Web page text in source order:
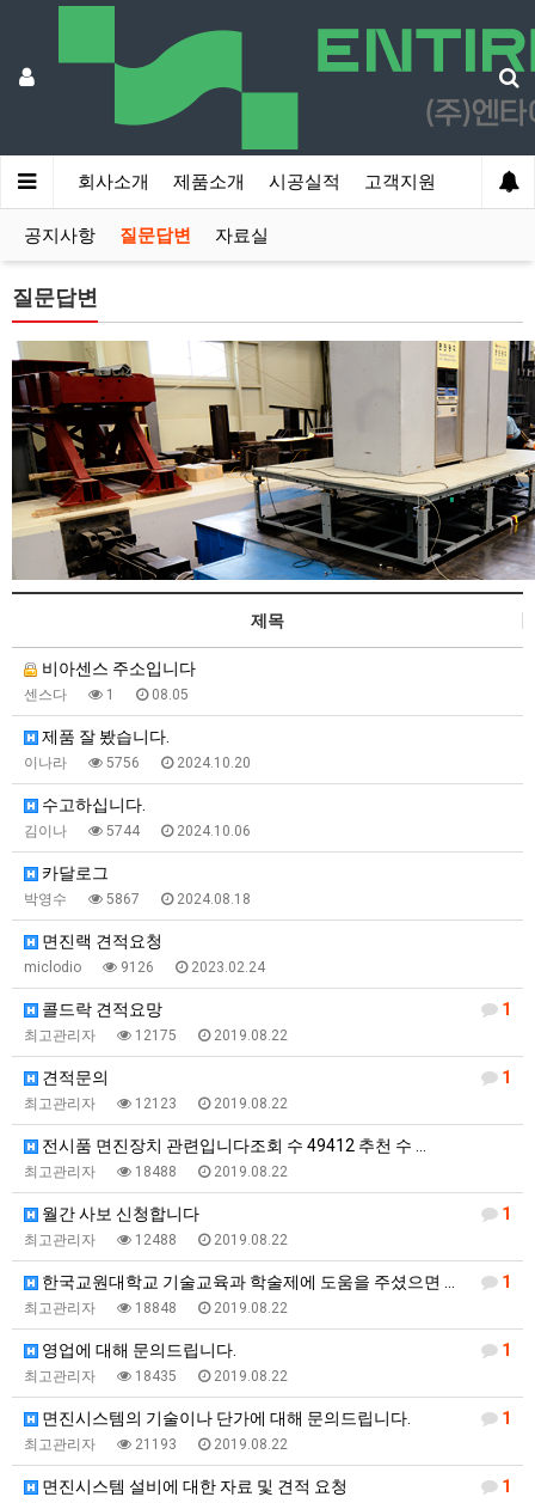
회사소개 제품소개 시공실적 고객지원
공지사항 질문답변 자료실
질문답변
제목
비아센스 주소입니다
센스다 1 08.05
제품 잘 봤습니다.
이나라 5756 2024.10.20
수고하십니다.
김이나 5744 2024.10.06
카달로그
박영수 5867 2024.08.18
면진랙 견적요청
miclodio 9126 2023.02.24
1
콜드락 견적요망
최고관리자 12175 2019.08.22
1
견적문의
최고관리자 12123 2019.08.22
전시품 면진장치 관련입니다조회 수 49412 추천 수 …
최고관리자 18488 2019.08.22
1
월간 사보 신청합니다
최고관리자 12488 2019.08.22
1
한국교원대학교 기술교육과 학술제에 도움을 주셨으면 좋겠…
최고관리자 18848 2019.08.22
1
영업에 대해 문의드립니다.
최고관리자 18435 2019.08.22
1
면진시스템의 기술이나 단가에 대해 문의드립니다.
최고관리자 21193 2019.08.22
1
면진시스템 설비에 대한 자료 및 견적 요청